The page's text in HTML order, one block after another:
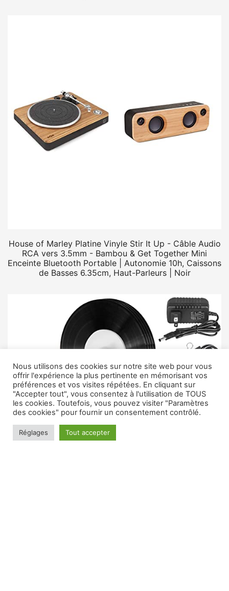
House of Marley Platine Vinyle Stir It Up - Câble Audio
RCA vers 3.5mm - Bambou & Get Together Mini
Enceinte Bluetooth Portable | Autonomie 10h, Caissons
de Basses 6.35cm, Haut-Parleurs | Noir
Nous utilisons des cookies sur notre site web pour vous
offrir l'expérience la plus pertinente en mémorisant vos
préférences et vos visites répétées. En cliquant sur
"Accepter tout", vous consentez à l'utilisation de TOUS
les cookies. Toutefois, vous pouvez visiter "Paramètres
des cookies" pour fournir un consentement contrôlé.
Réglages Tout accepter